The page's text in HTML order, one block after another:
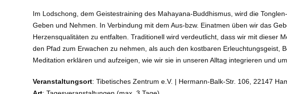
Im Lodschong, dem Geistestraining des Mahayana-Buddhismus, wird die
Geben und Nehmen. In Verbindung mit dem Aus-bzw. Einatmen üben wir das
Herzensqualitäten zu entfalten. Traditionell wird verdeutlicht, dass wir mit dieser
den Pfad zum Erwachen zu nehmen, als auch den kostbaren
Meditation erklären und aufzeigen, wie wir sie in unseren Alltag integrieren und
Veranstaltungsort: Tibetisches Zentrum e.V. | Hermann-Balk-Str. 106, 22147